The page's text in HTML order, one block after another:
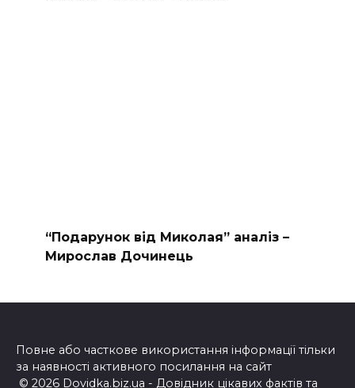
“Подарунок від Миколая” аналіз –
Мирослав Дочинець
Повне або часткове використання інформації тільки
за наявності активного посилання на сайт
© 2026 Dovidka.biz.ua - Довідник цікавих фактів та